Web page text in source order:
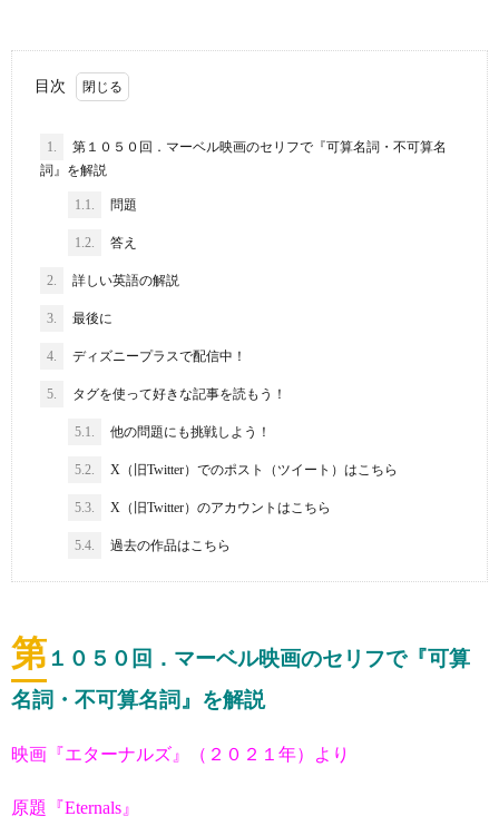
目次
1.
第１０５０回．マーベル映画のセリフで『可算名詞・不可算名
詞』を解説
1.1. 問題
1.2. 答え
2. 詳しい英語の解説
3. 最後に
4. ディズニープラスで配信中！
5. タグを使って好きな記事を読もう！
5.1. 他の問題にも挑戦しよう！
5.2. X（旧Twitter）でのポスト（ツイート）はこちら
5.3. X（旧Twitter）のアカウントはこちら
5.4. 過去の作品はこちら
第 １０５０ 回．マーベル映画のセリフで『可算
名詞・不可算名詞』を解説
映画『エターナルズ』（２０２１年）より
原題『Eternals』